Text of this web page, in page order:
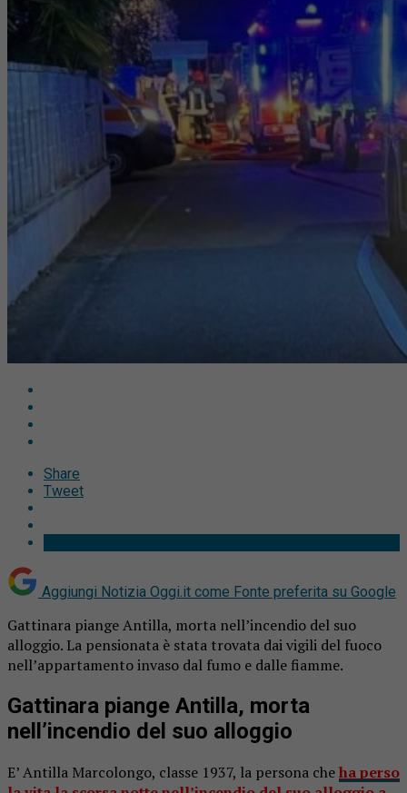
Share
Tweet
Aggiungi Notizia Oggi.it come Fonte preferita su Google
Gattinara piange Antilla, morta nell’incendio del suo
alloggio. La pensionata è stata trovata dai vigili del fuoco
nell’appartamento invaso dal fumo e dalle fiamme.
Gattinara piange Antilla, morta
nell’incendio del suo alloggio
E’ Antilla Marcolongo, classe 1937, la persona cheha perso